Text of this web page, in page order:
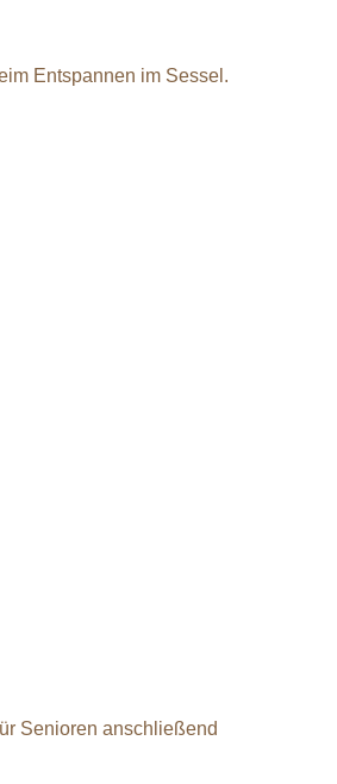
Entspannen im Sessel.
Senioren anschließend